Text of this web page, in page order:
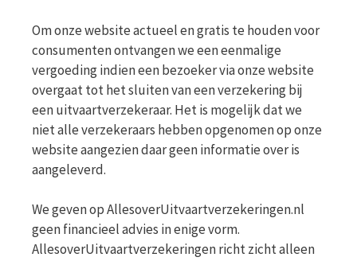
Om onze website actueel en gratis te houden voor
consumenten ontvangen we een eenmalige
vergoeding indien een bezoeker via onze website
overgaat tot het sluiten van een verzekering bij
een uitvaartverzekeraar. Het is mogelijk dat we
niet alle verzekeraars hebben opgenomen op onze
website aangezien daar geen informatie over is
aangeleverd.
We geven op AllesoverUitvaartverzekeringen.nl
geen financieel advies in enige vorm.
AllesoverUitvaartverzekeringen richt zicht alleen